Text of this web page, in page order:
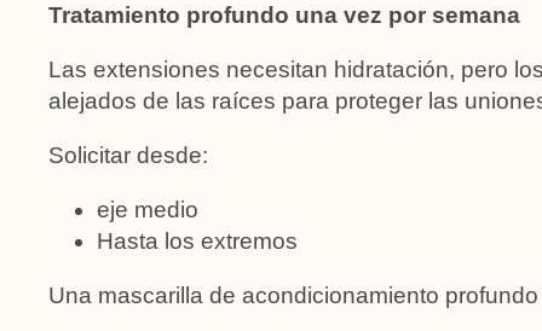
Tratamiento profundo una vez por semana
Las extensiones necesitan hidratación, pero
alejados de las raíces para proteger las
Solicitar desde:
eje medio
Hasta los extremos
Una mascarilla de acondicionamiento